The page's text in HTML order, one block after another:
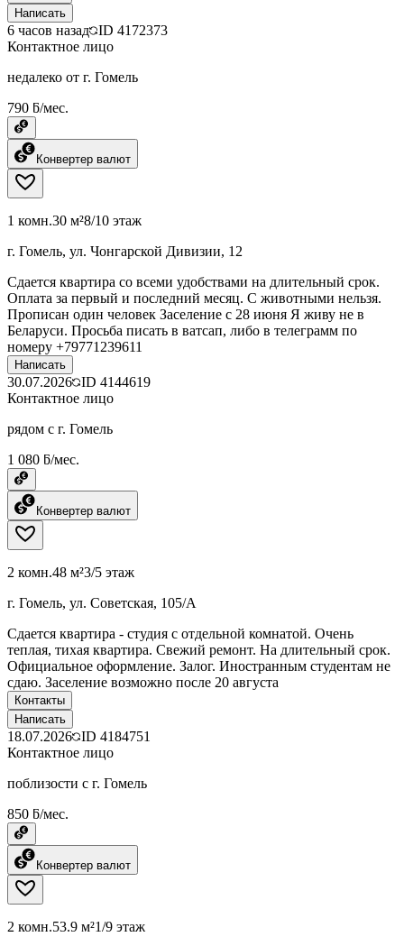
Написать
6 часов назад ID 4172373
Контактное лицо
недалеко от г. Гомель
790 ƃ/мес.
Конвертер валют
1 комн.30 м²8/10 этаж
г. Гомель, ул. Чонгарской Дивизии, 12
Сдается квартира со всеми удобствами на длительный срок.
Оплата за первый и последний месяц. С животными нельзя.
Прописан один человек Заселение с 28 июня Я живу не в
Беларуси. Просьба писать в ватсап, либо в телеграмм по
номеру +79771239611
Написать
30.07.2026 ID 4144619
Контактное лицо
рядом с г. Гомель
1 080 ƃ/мес.
Конвертер валют
2 комн.48 м²3/5 этаж
г. Гомель, ул. Советская, 105/А
Сдается квартира - студия с отдельной комнатой. Очень
теплая, тихая квартира. Свежий ремонт. На длительный срок.
Официальное оформление. Залог. Иностранным студентам не
сдаю. Заселение возможно после 20 августа
Контакты
Написать
18.07.2026 ID 4184751
Контактное лицо
поблизости с г. Гомель
850 ƃ/мес.
Конвертер валют
2 комн.53.9 м²1/9 этаж